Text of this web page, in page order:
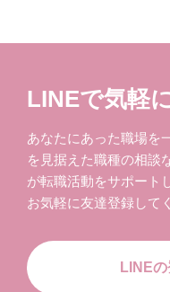
LINEで気軽
あなたにあった職場を
を見据えた職種の相談
が転職活動をサポート
お気軽に友達登録して
LINE